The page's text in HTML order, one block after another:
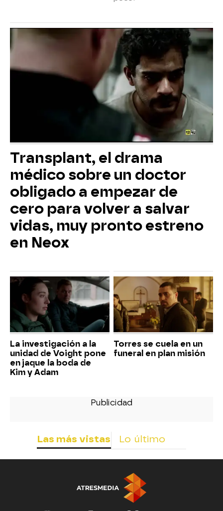
Transplant, el drama
médico sobre un doctor
obligado a empezar de
cero para volver a salvar
vidas, muy pronto estreno
en Neox
La investigación a la
unidad de Voight pone
en jaque la boda de
Kim y Adam
Torres se cuela en un
funeral en plan misión
Las más vistas Lo último